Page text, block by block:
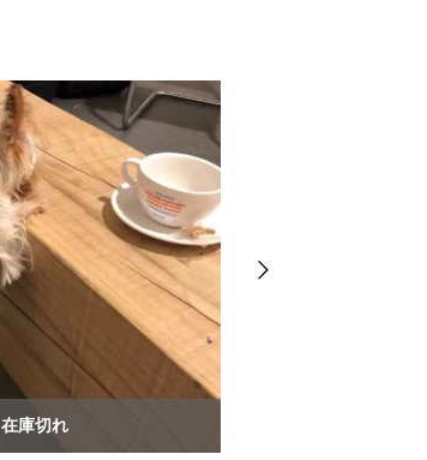
在庫切れ